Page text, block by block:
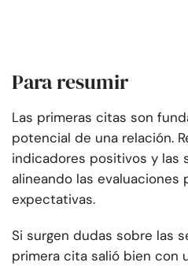
Para resumir
Las primeras citas son
potencial de una relación.
indicadores positivos y las
alineando las evaluaciones
expectativas.
Si surgen dudas sobre las
primera cita salió bien con